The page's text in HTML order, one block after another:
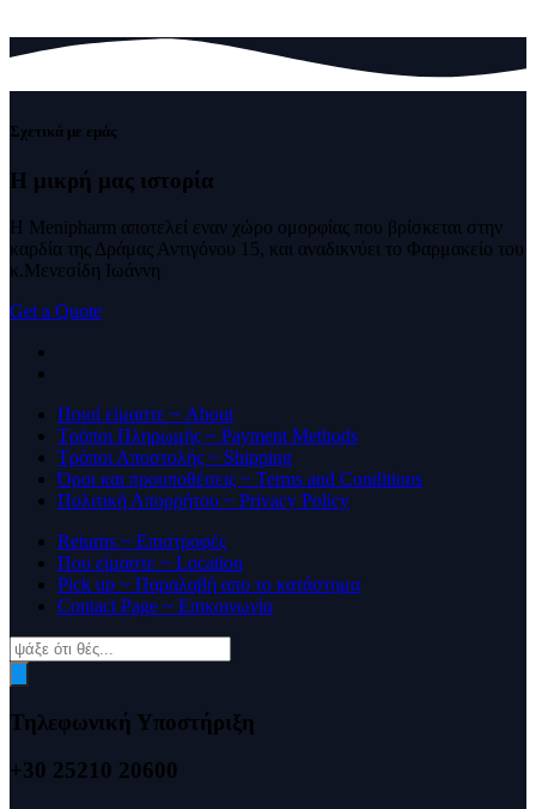
Σχετικά με εμάς
Η μικρή μας ιστορία
Η Menipharm αποτελεί εναν χώρο ομορφίας που βρίσκεται στην
καρδία της Δράμας Αντιγόνου 15, και αναδικνύει το Φαρμακείο του
κ.Μενεσίδη Ιωάννη
Get a Quote
Ποιοί είμαστε ~ About
Τρόποι Πληρωμής ~ Payment Methods
Τρόποι Αποστολής ~ Shipping
Όροι και προυποθέσεις ~ Terms and Conditions
Πολιτική Απορρήτου ~ Privacy Policy
Returns ~ Επιστροφές
Που είμαστε ~ Location
Pick up ~ Παραλαβή απο το κατάστημα
Contact Page ~ Επικοινωνία
Products
search
Τηλεφωνική Υποστήριξη
+30 25210 20600